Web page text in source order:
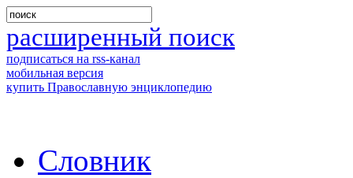
расширенный поиск
подписаться на rss-канал
мобильная версия
купить Православную энциклопедию
Словник